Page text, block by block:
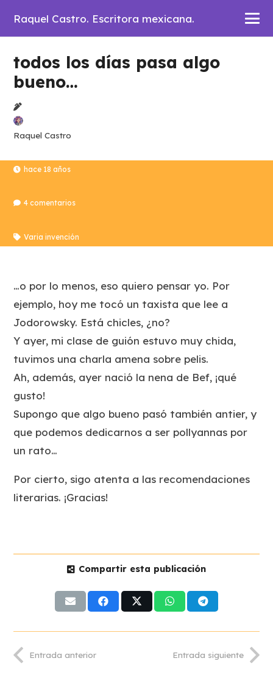
Raquel Castro. Escritora mexicana.
todos los días pasa algo
bueno…
Raquel Castro
hace 18 años
4comentarios
Varia invención
…o por lo menos, eso quiero pensar yo. Por
ejemplo, hoy me tocó un taxista que lee a
Jodorowsky. Está chicles, ¿no?
Y ayer, mi clase de guión estuvo muy chida,
tuvimos una charla amena sobre pelis.
Ah, además, ayer nació la nena de Bef, ¡qué
gusto!
Supongo que algo bueno pasó también antier, y
que podemos dedicarnos a ser pollyannas por
un rato…
Por cierto, sigo atenta a las recomendaciones
literarias. ¡Gracias!
Compartir esta publicación
Entrada anterior Entrada siguiente